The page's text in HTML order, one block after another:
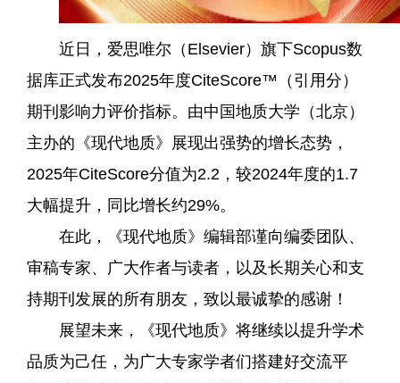
近日，爱思唯尔（Elsevier）旗下Scopus数
据库正式发布2025年度CiteScore™（引用分）
期刊影响力评价指标。由中国地质大学（北京）
主办的《现代地质》展现出强势的增长态势，
2025年CiteScore分值为2.2，较2024年度的1.7
大幅提升，同比增长约29%。
在此，《现代地质》编辑部谨向编委团队、
审稿专家、广大作者与读者，以及长期关心和支
持期刊发展的所有朋友，致以最诚挚的感谢！
展望未来，《现代地质》将继续以提升学术
品质为己任，为广大专家学者们搭建好交流平